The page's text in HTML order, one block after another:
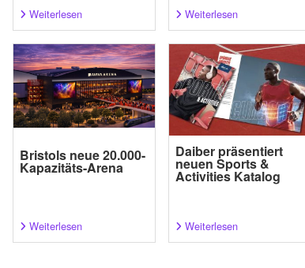
Weiterlesen Weiterlesen
Bristols neue 20.000-
Kapazitäts-Arena
Weiterlesen
Daiber präsentiert
neuen Sports &
Activities Katalog
Weiterlesen